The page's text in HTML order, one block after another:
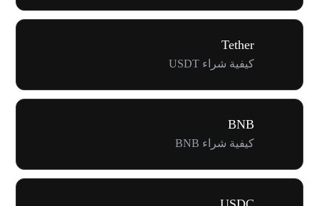
Tether
كيفية شراء USDT
BNB
كيفية شراء BNB